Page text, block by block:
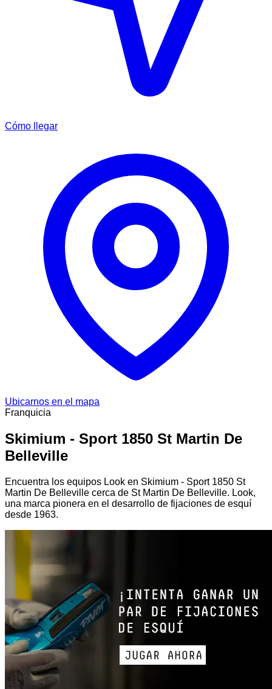
Cómo llegar
Ubicarnos en el mapa
Franquicia
Skimium - Sport 1850 St Martin De
Belleville
Encuentra los equipos Look en Skimium - Sport 1850 St
Martin De Belleville cerca de St Martin De Belleville. Look,
una marca pionera en el desarrollo de fijaciones de esquí
desde 1963.